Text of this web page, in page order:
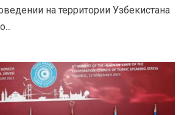
на территории Узбекистана